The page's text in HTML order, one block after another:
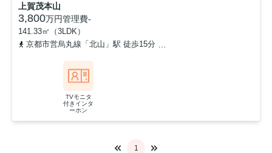
上賀茂本山
3,800万円管理費-
141.33㎡（3LDK）
京都市営烏丸線「北山」駅 徒歩15分
TVモニタ
付きインタ
ーホン
1